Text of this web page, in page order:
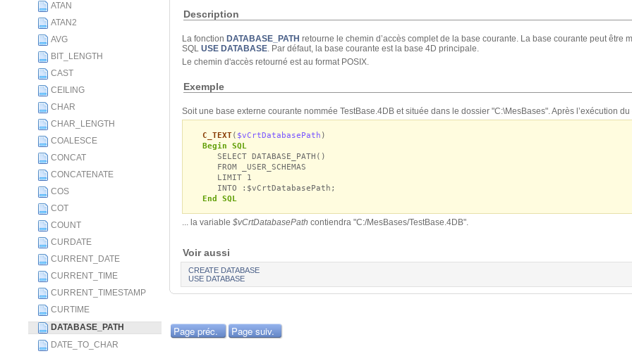
ATAN
ATAN2
AVG
BIT_LENGTH
CAST
CEILING
CHAR
CHAR_LENGTH
COALESCE
CONCAT
CONCATENATE
COS
COT
COUNT
CURDATE
CURRENT_DATE
CURRENT_TIME
CURRENT_TIMESTAMP
CURTIME
DATABASE_PATH
DATE_TO_CHAR
Description
La fonction DATABASE_PATH retourne le chemin d’accès complet de la base courante. La base courante peut être
SQL USE DATABASE. Par défaut, la base courante est la base 4D principale.
Le chemin d'accès retourné est au format POSIX.
Exemple
Soit une base externe courante nommée TestBase.4DB et située dans le dossier "C:\MesBases". Après l’exécution
C_TEXT( $vCrtDatabasePath )
Begin SQL
SELECT DATABASE_PATH()
FROM _USER_SCHEMAS
LIMIT 1
INTO :$vCrtDatabasePath;
End SQL
... la variable $vCrtDatabasePath contiendra "C:/MesBases/TestBase.4DB".
Voir aussi
CREATE DATABASE
USE DATABASE
Page préc. Page suiv.